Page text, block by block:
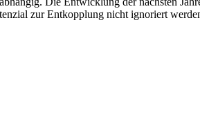
zur Entkopplung nicht ignoriert